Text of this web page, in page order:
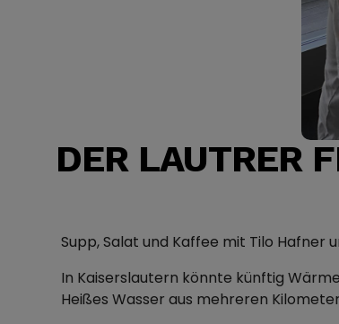
DER LAUTRER
Supp, Salat und Kaffee mit Tilo Hafner
In Kaiserslautern könnte künftig
Heißes Wasser aus mehreren